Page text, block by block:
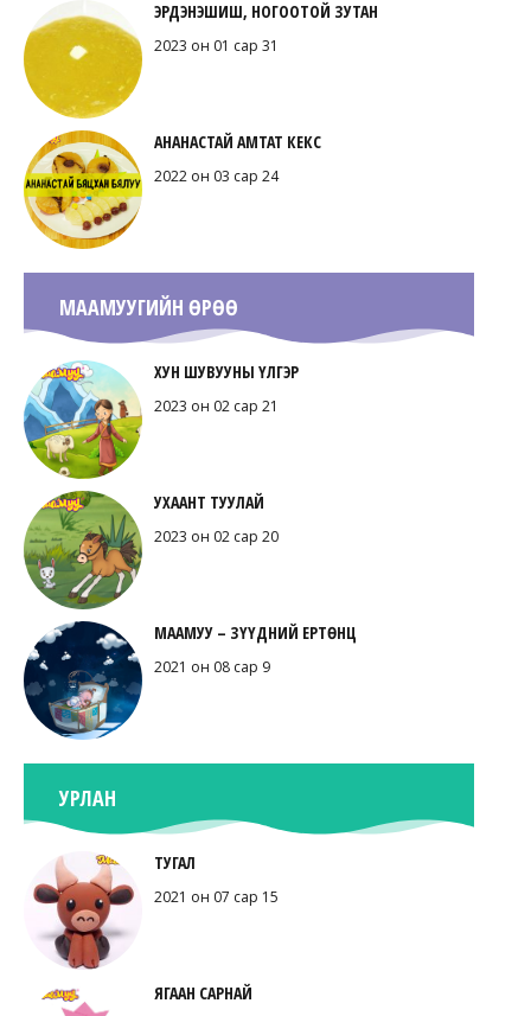
ЭРДЭНЭШИШ, НОГООТОЙ ЗУТАН
2023 он 01 сар 31
АНАНАСТАЙ АМТАТ КЕКС
2022 он 03 сар 24
МААМУУГИЙН ӨРӨӨ
ХУН ШУВУУНЫ ҮЛГЭР
2023 он 02 сар 21
УХААНТ ТУУЛАЙ
2023 он 02 сар 20
МААМУУ – ЗҮҮДНИЙ ЕРТӨНЦ
2021 он 08 сар 9
УРЛАН
ТУГАЛ
2021 он 07 сар 15
ЯГААН САРНАЙ